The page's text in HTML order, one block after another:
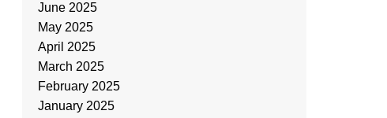
June 2025
May 2025
April 2025
March 2025
February 2025
January 2025